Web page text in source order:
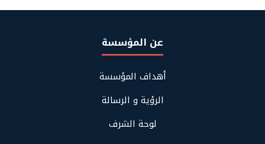
عن المؤسسة
أهداف المؤسسة
الرؤية و الرسالة
لوحة الشرف